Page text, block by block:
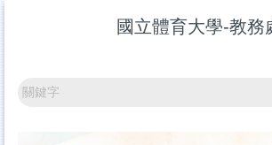
國立體育大學-教務